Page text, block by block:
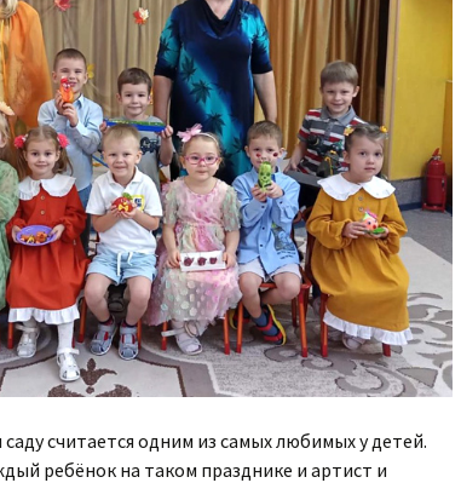
считается одним из самых любимых у детей.
ребёнок на таком празднике и артист и